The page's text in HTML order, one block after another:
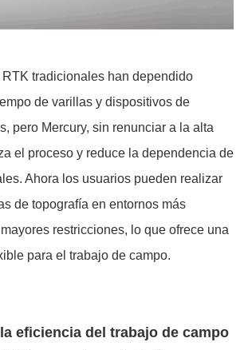
RTK tradicionales han dependido
de varillas y dispositivos de
pero Mercury, sin renunciar a la alta
el proceso y reduce la dependencia de
Ahora los usuarios pueden realizar
de topografía en entornos más
restricciones, lo que ofrece una
para el trabajo de campo.
eficiencia del trabajo de campo